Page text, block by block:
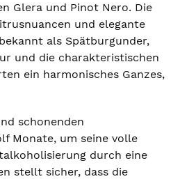
Glera und Pinot Nero. Die
und elegante
als Spätburgunder,
und die charakteristischen
ein harmonisches Ganzes,
schonenden
Monate, um seine volle
durch eine
stellt sicher, dass die